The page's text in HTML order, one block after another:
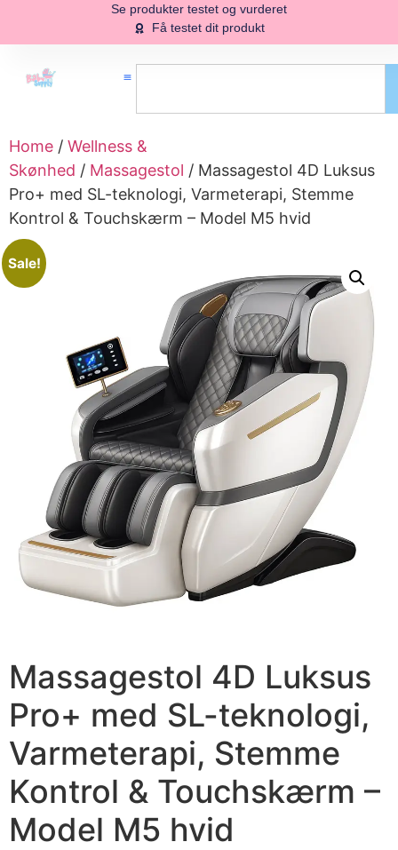
Se produkter testet og vurderet
Få testet dit produkt
Home / Wellness &
Skønhed / Massagestol / Massagestol 4D Luksus
Pro+ med SL-teknologi, Varmeterapi, Stemme
Kontrol & Touchskærm – Model M5 hvid
Sale!
Massagestol 4D Luksus
Pro+ med SL-teknologi,
Varmeterapi, Stemme
Kontrol & Touchskærm –
Model M5 hvid